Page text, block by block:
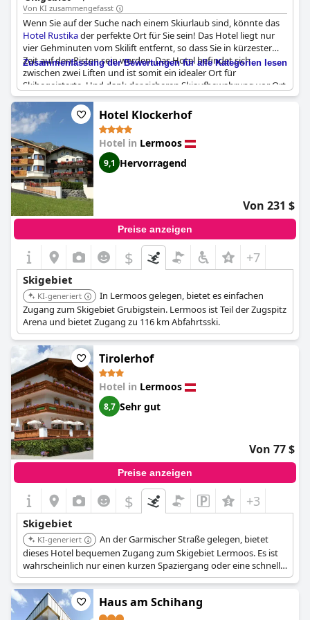
Von KI zusammengefasst
Wenn Sie auf der Suche nach einem Skiurlaub sind, könnte das
Hotel Rustikader perfekte Ort für Sie sein! Das Hotel liegt nur
vier Gehminuten vom Skilift entfernt, so dass Sie in kürzester
Zeit auf den Pisten sein werden. Das Hotel befindet sich
zwischen zwei Liften und ist somit ein idealer Ort für
Skibegeisterte. Und dank der sicheren Skiaufbewahrung vor Ort
müssen Sie sich keine Sorgen um Ihre Ausrüstung machen. Die
Lage des Hotels am Fuße des Zugspitzgebirges bietet eine
atemberaubende Aussicht und einen einfachen Zugang zu den
Pisten. Einige Gäste erwähnten sogar, dass sie bereits einen
Winterurlaub hier planen. Alles in allem bietet das Hotel eine
großartige Lage, um auf die Piste zu gehen und das
Winterwunderland zu genießen.
Zusammenfassung der Bewertungen für alle Kategorien lesen
Hotel Klockerhof
Hotel in Lermoos
9,1 Hervorragend
Von 231 $
Preise anzeigen
$ +7
Skigebiet
KI-generiert
In Lermoos gelegen, bietet es einfachen
Zugang zum Skigebiet Grubigstein. Lermoos ist Teil der Zugspitz
Arena und bietet Zugang zu 116 km Abfahrtsski.
Tirolerhof
Hotel in Lermoos
8,7 Sehr gut
Von 77 $
Preise anzeigen
$ +3
Skigebiet
KI-generiert
An der Garmischer Straße gelegen, bietet
dieses Hotel bequemen Zugang zum Skigebiet Lermoos. Es ist
wahrscheinlich nur einen kurzen Spaziergang oder eine schnelle
Skibusfahrt von den Liften entfernt.
Haus am Schihang